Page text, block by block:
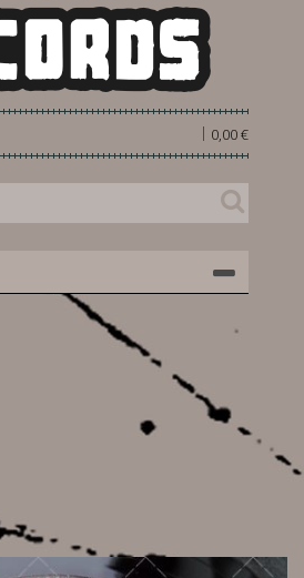
0,00 €
|